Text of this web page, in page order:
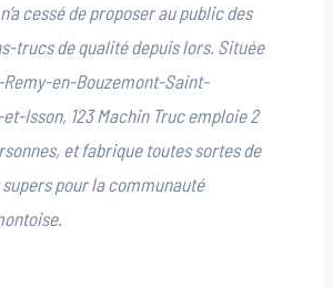
n’a cessé de proposer au public des
trucs de qualité depuis lors. Située
en-Bouzemont-Saint-
Isson, 123 Machin Truc emploie 2
et fabrique toutes sortes de
pour la communauté